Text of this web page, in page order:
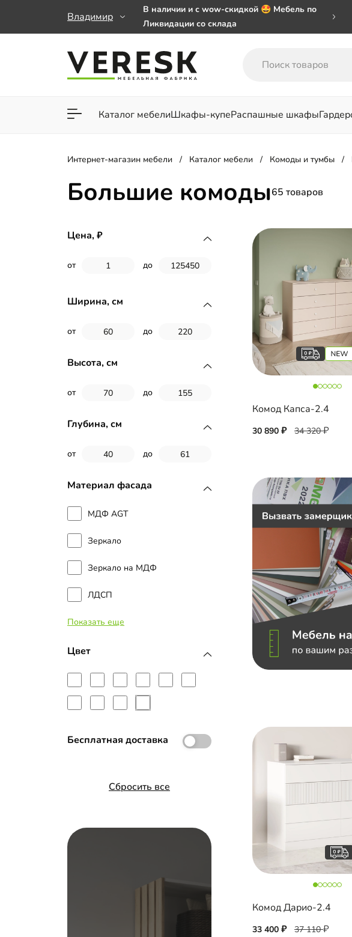
Владимир
В наличии и с wow-скидкой 🤩 Мебель по
Ликвидации со склада
заказе от 50 000 ₽
Важно! Наш Whatsapp переехал на номер
Каталог мебелиШкафы-купеРаспашные шкафы
Для гостиной Для спальни
Интернет-магазин мебели Каталог мебели Комоды и тумбы
Большие комоды65 товаров
Цена,
от до
Ширина, см
от до
Высота, см
от до
Глубина, см
от до
Материал фасада
МДФ AGT
Зеркало
Зеркало на МДФ
ЛДСП
Наборные планки МДФ
МДФ с пленкой ПВХ
МДФ с эмалью
Показать еще
Цвет
Бесплатная доставка
Сбросить все
Комод Капса-2.4
30 890 34 320
Комод Дарио-2.4
33 400 37 110